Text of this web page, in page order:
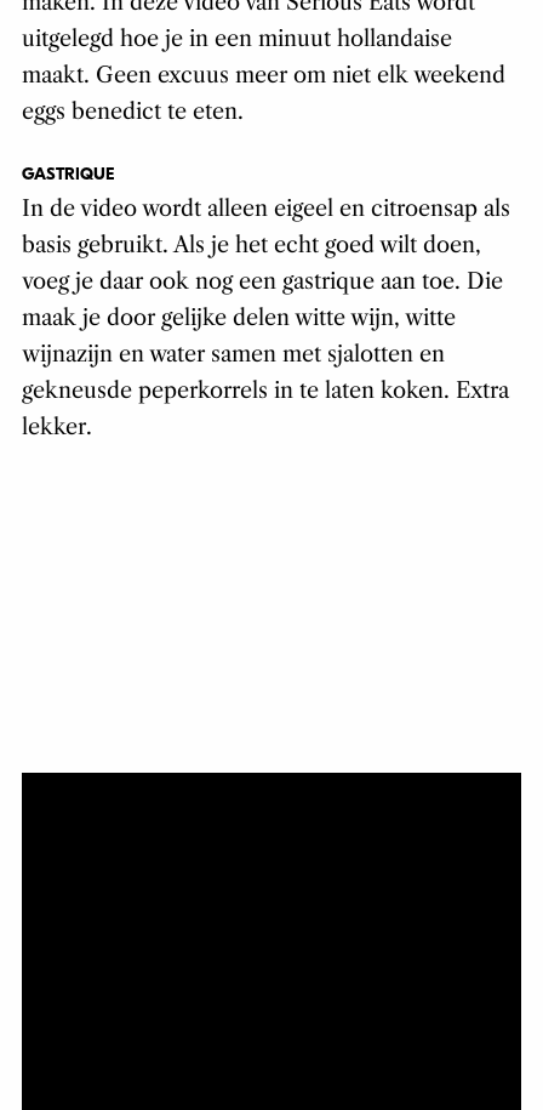
uitgelegd hoe je in een minuut hollandaise
maakt. Geen excuus meer om niet elk weekend
eggs benedict te eten.
GASTRIQUE
In de video wordt alleen eigeel en citroensap als
basis gebruikt. Als je het echt goed wilt doen,
voeg je daar ook nog een gastrique aan toe. Die
maak je door gelijke delen witte wijn, witte
wijnazijn en water samen met sjalotten en
gekneusde peperkorrels in te laten koken. Extra
lekker.